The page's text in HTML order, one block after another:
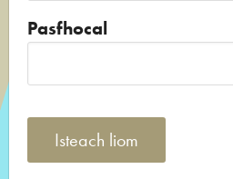
Pasfhocal